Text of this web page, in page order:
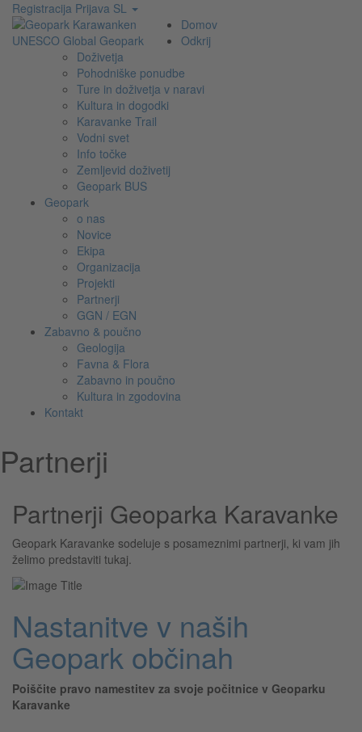
Registracija Prijava SL
Domov
Odkrij
Doživetja
Pohodniške ponudbe
Ture in doživetja v naravi
Kultura in dogodki
Karavanke Trail
Vodni svet
Info točke
Zemljevid doživetij
Geopark BUS
Geopark
o nas
Novice
Ekipa
Organizacija
Projekti
Partnerji
GGN / EGN
Zabavno & poučno
Geologija
Favna & Flora
Zabavno in poučno
Kultura in zgodovina
Kontakt
Partnerji
Partnerji Geoparka Karavanke
Geopark Karavanke sodeluje s posameznimi partnerji, ki vam jih
želimo predstaviti tukaj.
Nastanitve v naših
Geopark občinah
Poiščite pravo namestitev za svoje počitnice v Geoparku
Karavanke